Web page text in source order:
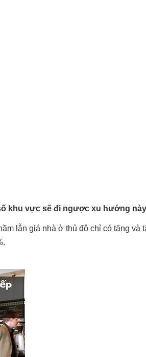
khu vực sẽ đi ngược xu hướng
lẫn giá nhà ở thủ đô chỉ có tăng và